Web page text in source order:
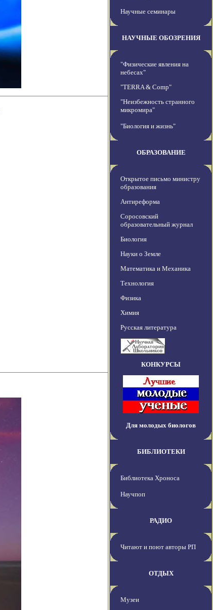
Научные семинары
НАУЧНЫЕ ОБОЗРЕНИЯ
"Физические явления на
небесах"
"TERRA & Comp"
"Неизбежность странного
микромира"
"Биология и жизнь"
ОБРАЗОВАНИЕ
Открытое письмо министру
образования
Антиреформа
Соросовский
образовательный журнал
Биология
Науки о Земле
Математика и Механика
Технология
Физика
Химия
Русская литература
КОНКУРСЫ
Для молодых биологов
БИБЛИОТЕКИ
Библиотека Хроноса
Научпоп
РАДИО
Читают и поют авторы РП
ОТДЫХ
Музеи